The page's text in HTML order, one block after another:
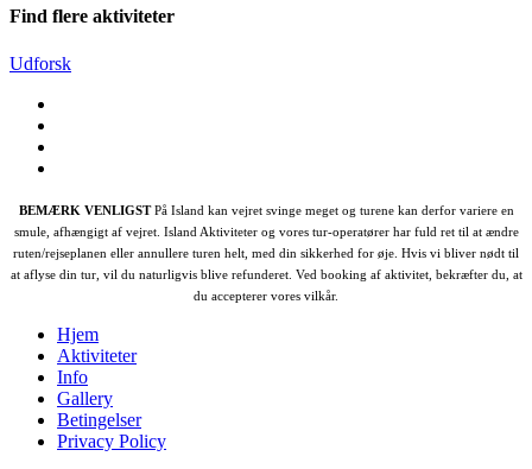
Find flere aktiviteter
Udforsk
BEMÆRK VENLIGSTPå Island kan vejret svinge meget og turene kan derfor variere en
smule, afhængigt af vejret. Island Aktiviteter og vores tur-operatører har fuld ret til at ændre
ruten/rejseplanen eller annullere turen helt, med din sikkerhed for øje. Hvis vi bliver nødt til
at aflyse din tur, vil du naturligvis blive refunderet. Ved booking af aktivitet, bekræfter du, at
du accepterer vores vilkår.
Hjem
Aktiviteter
Info
Gallery
Betingelser
Privacy Policy